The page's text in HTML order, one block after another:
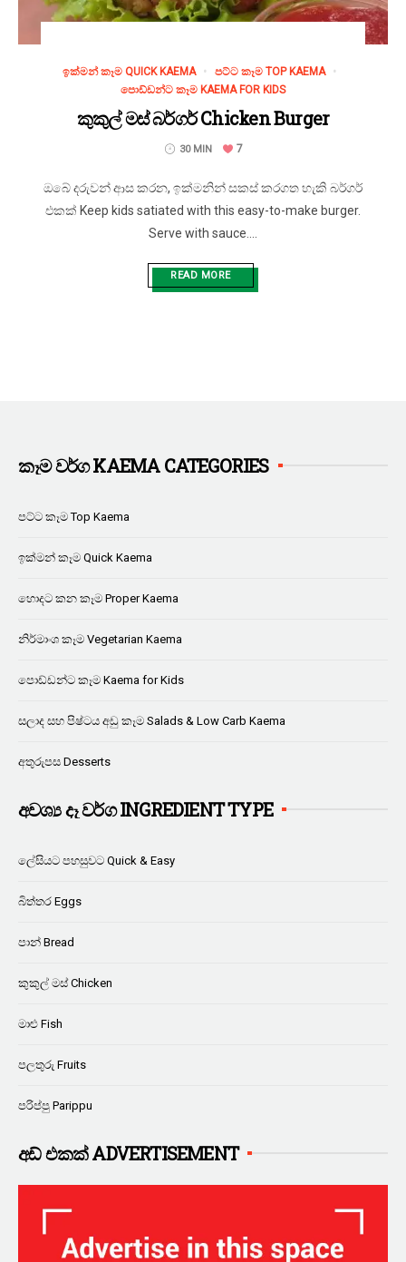
ඉක්මන් කෑම QUICK KAEMA
පට්ට කෑම TOP KAEMA
පොඩ්ඩන්ට කෑම KAEMA FOR KIDS
කුකුල් මස් බර්ගර් Chicken Burger
30 MIN 7
ඔබේ දරුවන් ආස කරන, ඉක්මනින් සකස් කරගත හැකි බර්ගර්
එකක් Keep kids satiated with this easy-to-make burger.
Serve with sauce....
READ MORE
කෑම වර්ග KAEMA CATEGORIES
පට්ට කෑම Top Kaema
ඉක්මන් කෑම Quick Kaema
හොදට කන කෑම Proper Kaema
නිර්මාංශ කෑම Vegetarian Kaema
පොඩ්ඩන්ට කෑම Kaema for Kids
සලාද සහ පිෂ්ටය අඩු කෑම Salads & Low Carb Kaema
අතුරුපස Desserts
අවශ්‍ය දෑ වර්ග INGREDIENT TYPE
ලේසියට පහසුවට Quick & Easy
බිත්තර Eggs
පාන් Bread
කුකුල් මස් Chicken
මාළු Fish
පලතුරු Fruits
පරිප්පු Parippu
අඩ් එකක් ADVERTISEMENT